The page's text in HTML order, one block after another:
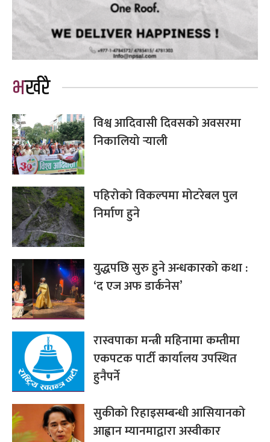
भर्खरै
विश्व आदिवासी दिवसको अवसरमा
निकालियो र्‍याली
पहिरोको विकल्पमा मोटरेबल पुल
निर्माण हुने
युद्धपछि सुरु हुने अन्धकारको कथा :
‘द एज अफ डार्कनेस’
रास्वपाका मन्त्री महिनामा कम्तीमा
एकपटक पार्टी कार्यालय उपस्थित
हुनैपर्ने
सुकीको रिहाइसम्बन्धी आसियानको
आह्वान म्यानमाद्वारा अस्वीकार